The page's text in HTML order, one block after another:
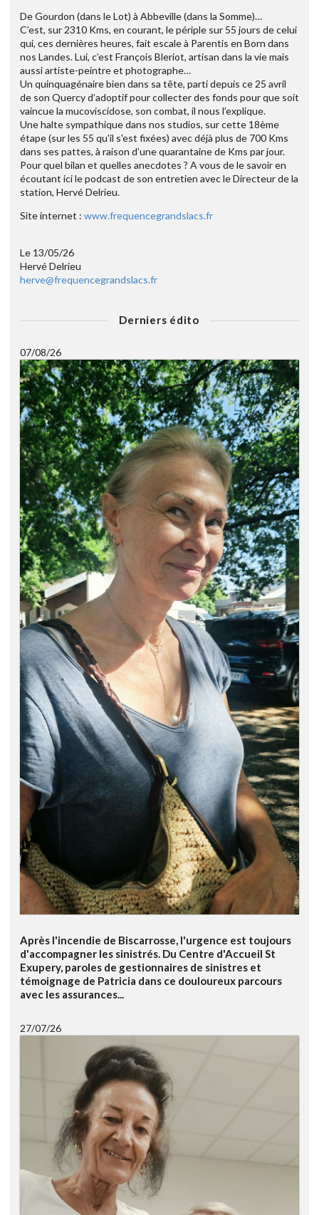
De Gourdon (dans le Lot) à Abbeville (dans la Somme)…
C’est, sur 2310 Kms, en courant, le périple sur 55 jours de celui
qui, ces dernières heures, fait escale à Parentis en Born dans
nos Landes. Lui, c’est François Bleriot, artisan dans la vie mais
aussi artiste-peintre et photographe…
Un quinquagénaire bien dans sa tête, parti depuis ce 25 avril
de son Quercy d’adoptif pour collecter des fonds pour que soit
vaincue la mucoviscidose, son combat, il nous l’explique.
Une halte sympathique dans nos studios, sur cette 18ème
étape (sur les 55 qu'il s'est fixées) avec déjà plus de 700 Kms
dans ses pattes, à raison d’une quarantaine de Kms par jour.
Pour quel bilan et quelles anecdotes ? A vous de le savoir en
écoutant ici le podcast de son entretien avec le Directeur de la
station, Hervé Delrieu.
Site internet : www.frequencegrandslacs.fr
Le 13/05/26
Hervé Delrieu
herve@frequencegrandslacs.fr
Derniers édito
07/08/26
Après l'incendie de Biscarrosse, l'urgence est toujours
d'accompagner les sinistrés. Du Centre d'Accueil St
Exupery, paroles de gestionnaires de sinistres et
témoignage de Patricia dans ce douloureux parcours
avec les assurances...
27/07/26